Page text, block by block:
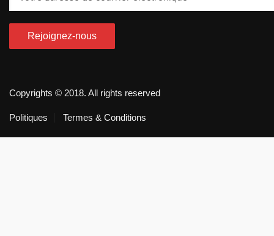
Copyrights © 2018. All rights reserved
Politiques Termes & Conditions